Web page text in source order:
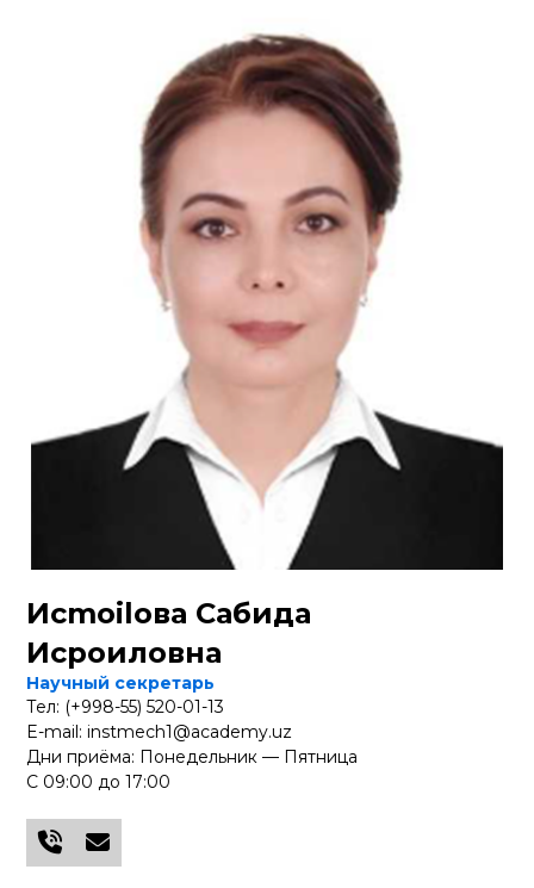
Исmoilова Сабида
Исроиловна
Научный секретарь
Тел: (+998-55) 520-01-13
E-mail: instmech1@academy.uz
Дни приёма: Понедельник — Пятница
С 09:00 до 17:00